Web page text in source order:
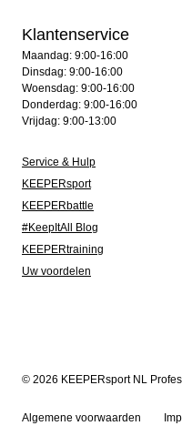
Klantenservice
Maandag: 9:00-16:00
Dinsdag: 9:00-16:00
Woensdag: 9:00-16:00
Donderdag: 9:00-16:00
Vrijdag: 9:00-13:00
Service & Hulp
KEEPERsport
KEEPERbattle
#KeepItAll Blog
KEEPERtraining
Uw voordelen
© 2026 KEEPERsport NL
Algemene voorwaarden